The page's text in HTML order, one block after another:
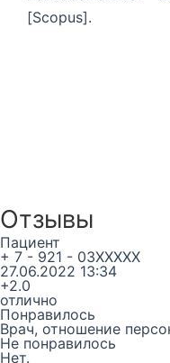
[Scopus].
Отзывы
Пациент
+ 7 - 921 - 03XXXXX
27.06.2022 13:34
+2.0
отлично
Понравилось
Врач, отношение
Не понравилось
Нет.